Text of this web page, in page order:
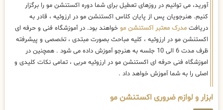
آورید، می توانیم در روزهای تعطیل برای شما دوره اکستنشن مو را برگزار
کنیم. هنرجویان پس از پایان کلاس اکستنشن مو در ارزوئیه ، قادر به
دریافت مدرک معتبر اکستنشن مو خواهند بود. در آموزشگاه فنی و حرفه ای
اکستنشن مو در ارزوئیه ، کلیه مباحث بصورت مبتدی ، تخصصی و پیشرفته
ظرف مدت 6 الی 10 جلسه به هنرجو آموزش داده می شود . همچنین در
اموزشگاه فنی حرفه ای اکستنشن مو در ارزوئیه مربی ، تمامی نکات کلیدی و
اصلی را به شما آموزش خواهد داد .
ابزار و لوازم ضروری اکستنشن مو